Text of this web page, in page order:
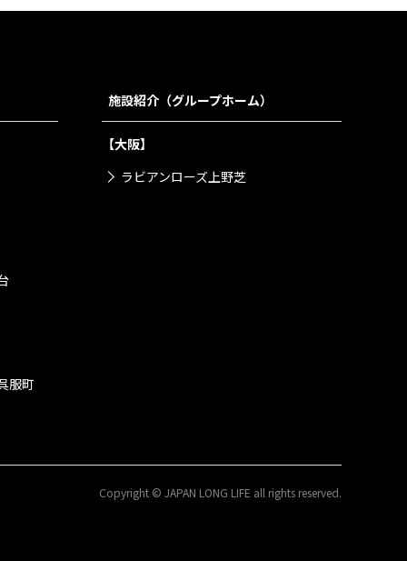
服町
施設紹介（グループホーム）
【大阪】
ラビアンローズ上野芝
Copyright © JAPAN LONG LIFE all rights reserved.